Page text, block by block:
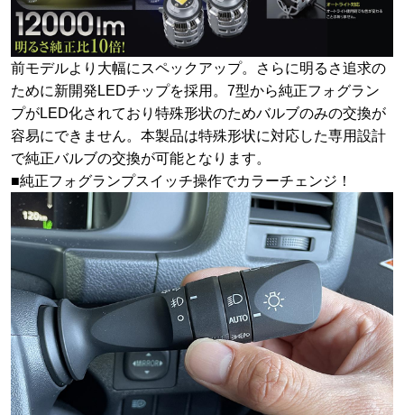
前モデルより大幅にスペックアップ。さらに明るさ追求の
ために新開発LEDチップを採用。7型から純正フォグラン
プがLED化されており特殊形状のためバルブのみの交換が
容易にできません。本製品は特殊形状に対応した専用設計
で純正バルブの交換が可能となります。
■純正フォグランプスイッチ操作でカラーチェンジ！